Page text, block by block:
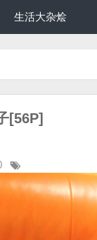
生活大杂烩
[56P]